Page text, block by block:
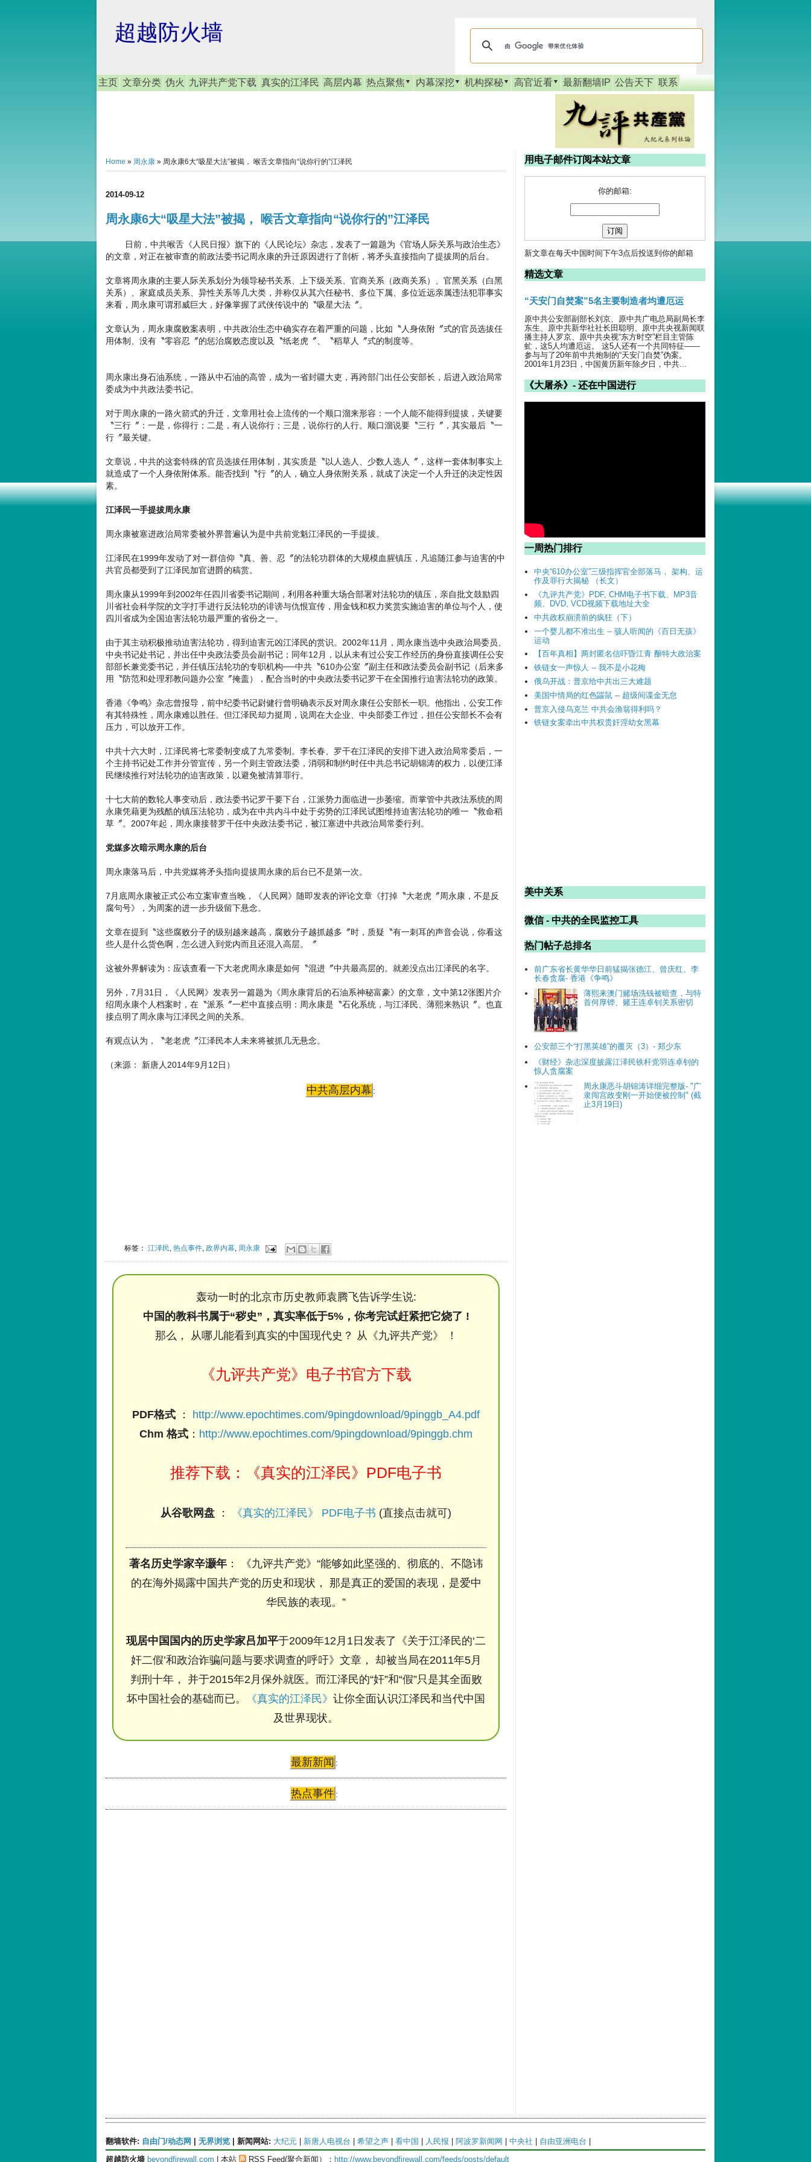
超越防火墙
主页 文章分类 伪火 九评共产党下载 真实的江泽民 高层内幕 热点聚焦 内幕深挖 机构探秘 高官近看 最新翻墙IP 公告天下 联系
Home » 周永康 » 周永康6大“吸星大法”被揭， 喉舌文章指向“说你行的”江泽民
2014-09-12
周永康6大“吸星大法”被揭， 喉舌文章指向“说你行的”江泽民
日前，中共喉舌《人民日报》旗下的《人民论坛》杂志，发表了一篇题为《官场人际关系与政治生态》
的文章，对正在被审查的前政法委书记周永康的升迁原因进行了剖析，将矛头直接指向了提拔周的后台。
文章将周永康的主要人际关系划分为领导秘书关系、上下级关系、官商关系（政商关系）、官黑关系（白黑
关系）、家庭成员关系、异性关系等几大类，并称仅从其六任秘书、多位下属、多位近远亲属违法犯罪事实
来看，周永康可谓邪威巨大，好像掌握了武侠传说中的〝吸星大法〞。
文章认为，周永康腐败案表明，中共政治生态中确实存在着严重的问题，比如〝人身依附〞式的官员选拔任
用体制、没有〝零容忍〞的惩治腐败态度以及〝纸老虎〞、〝稻草人〞式的制度等。
周永康出身石油系统，一路从中石油的高管，成为一省封疆大吏，再跨部门出任公安部长，后进入政治局常
委成为中共政法委书记。
对于周永康的一路火箭式的升迁，文章用社会上流传的一个顺口溜来形容：一个人能不能得到提拔，关键要
〝三行〞：一是，你得行；二是，有人说你行；三是，说你行的人行。顺口溜说要〝三行〞，其实最后〝一
行〞最关键。
文章说，中共的这套特殊的官员选拔任用体制，其实质是〝以人选人、少数人选人〞，这样一套体制事实上
就造成了一个人身依附体系。能否找到〝行〞的人，确立人身依附关系，就成了决定一个人升迁的决定性因
素。
江泽民一手提拔周永康
周永康被塞进政治局常委被外界普遍认为是中共前党魁江泽民的一手提拔。
江泽民在1999年发动了对一群信仰〝真、善、忍〞的法轮功群体的大规模血腥镇压，凡追随江参与迫害的中
共官员都受到了江泽民加官进爵的稿赏。
周永康从1999年到2002年任四川省委书记期间，利用各种重大场合部署对法轮功的镇压，亲自批文鼓励四
川省社会科学院的文字打手进行反法轮功的诽谤与仇恨宣传，用金钱和权力奖赏实施迫害的单位与个人，使
四川省成为全国迫害法轮功最严重的省份之一。
由于其主动积极推动迫害法轮功，得到迫害元凶江泽民的赏识。2002年11月，周永康当选中央政治局委员、
中央书记处书记，并出任中央政法委员会副书记；同年12月，以从未有过公安工作经历的身份直接调任公安
部部长兼党委书记，并任镇压法轮功的专职机构──中共〝610办公室〞副主任和政法委员会副书记（后来多
用〝防范和处理邪教问题办公室〞掩盖），配合当时的中央政法委书记罗干在全国推行迫害法轮功的政策。
香港《争鸣》杂志曾报导，前中纪委书记尉健行曾明确表示反对周永康任公安部长一职。他指出，公安工作
有其特殊性，周永康难以胜任。但江泽民却力挺周，说周在大企业、中央部委工作过，担任公安部长不会有
压力，可以放开工作。
中共十六大时，江泽民将七常委制变成了九常委制。李长春、罗干在江泽民的安排下进入政治局常委后，一
个主持书记处工作并分管宣传，另一个则主管政法委，消弱和制约时任中共总书记胡锦涛的权力，以便江泽
民继续推行对法轮功的迫害政策，以避免被清算罪行。
十七大前的数轮人事变动后，政法委书记罗干要下台，江派势力面临进一步萎缩。而掌管中共政法系统的周
永康凭藉更为残酷的镇压法轮功，成为在中共内斗中处于劣势的江泽民试图维持迫害法轮功的唯一〝救命稻
草〞。2007年起，周永康接替罗干任中央政法委书记，被江塞进中共政治局常委行列。
党媒多次暗示周永康的后台
周永康落马后，中共党媒将矛头指向提拔周永康的后台已不是第一次。
7月底周永康被正式公布立案审查当晚，《人民网》随即发表的评论文章《打掉〝大老虎〞周永康，不是反
腐句号》，为周案的进一步升级留下悬念。
文章在提到〝这些腐败分子的级别越来越高，腐败分子越抓越多〞时，质疑〝有一刺耳的声音会说，你看这
些人是什么货色啊，怎么进入到党内而且还混入高层。〞
这被外界解读为：应该查看一下大老虎周永康是如何〝混进〞中共最高层的。就差没点出江泽民的名字。
另外，7月31日，《人民网》发表另一篇题为《周永康背后的石油系神秘富豪》的文章，文中第12张图片介
绍周永康个人档案时，在〝派系〞一栏中直接点明：周永康是〝石化系统，与江泽民、薄熙来熟识〞。也直
接点明了周永康与江泽民之间的关系。
有观点认为，〝老老虎〞江泽民本人未来将被抓几无悬念。
（来源： 新唐人2014年9月12日）
中共高层内幕 :
标签：江泽民 ,热点事件 ,政界内幕 周永康
轰动一时的北京市历史教师袁腾飞告诉学生说:
中国的教科书属于“秽史”，真实率低于5%，你考完试赶紧把它烧了 !
那么， 从哪儿能看到真实的中国现代史？ 从《九评共产党》 ！
《九评共产党》电子书官方下载
PDF格式 ： http://www.epochtimes.com/9pingdownload/9pinggb_A4.pdf
Chm 格式 ： http://www.epochtimes.com/9pingdownload/9pinggb.chm
推荐下载：《真实的江泽民》PDF电子书
从谷歌网盘 ： 《真实的江泽民》 PDF电子书 (直接点击就可)
著名历史学家辛灏年： 《九评共产党》“能够如此坚强的、彻底的、不隐讳
的在海外揭露中国共产党的历史和现状， 那是真正的爱国的表现，是爱中
华民族的表现。”
现居中国国内的历史学家吕加平于2009年12月1日发表了《关于江泽民的‘二
奸二假’和政治诈骗问题与要求调查的呼吁》文章， 却被当局在2011年5月
判刑十年， 并于2015年2月保外就医。而江泽民的“奸”和“假”只是其全面败
坏中国社会的基础而已。
《真实的江泽民》 让你全面认识江泽民和当代中国
及世界现状。
最新新闻 :
热点事件 :
用电子邮件订阅本站文章
你的邮箱:
新文章在每天中国时间下午3点后投送到你的邮箱
精选文章
“天安门自焚案”5名主要制造者均遭厄运
原中共公安部副部长刘京、原中共广电总局副局长李
东生、原中共新华社社长田聪明、原中共央视新闻联
播主持人罗京、原中共央视“东方时空”栏目主管陈
虻，这5人均遭厄运。 这5人还有一个共同特征——
参与与了20年前中共炮制的“天安门自焚”伪案。
2001年1月23日，中国黄历新年除夕日，中共...
《大屠杀》- 还在中国进行
一周热门排行
中央“610办公室”三级指挥官全部落马， 架构、运
作及罪行大揭秘 （长文）
《九评共产党》PDF, CHM电子书下载、MP3音
频、DVD, VCD视频下载地址大全
中共政权崩溃前的疯狂（下）
一个婴儿都不准出生 -- 骇人听闻的《百日无孩》
运动
【百年真相】两封匿名信吓昏江青 酿特大政治案
铁链女一声惊人 -- 我不是小花梅
俄乌开战：普京给中共出三大难题
美国中情局的红色鼹鼠 -- 超级间谍金无怠
普京入侵乌克兰 中共会渔翁得利吗？
铁链女案牵出中共权贵奸淫幼女黑幕
美中关系
微信 - 中共的全民监控工具
热门帖子总排名
前广东省长黄华华日前猛揭张德江、曾庆红、李
长春贪腐- 香港《争鸣》
薄熙来澳门赌场洗钱被暗查，与特
首何厚铧、赌王连卓钊关系密切
公安部三个“打黑英雄”的覆灭（3）- 郑少东
《财经》杂志深度披露江泽民铁杆党羽连卓钊的
惊人贪腐案
周永康恶斗胡锦涛详细完整版- "广
隶闯宫政变刚一开始便被控制" (截
止3月19日)
翻墙软件: 自由门/动态网 无界浏览 新闻网站: 大纪元 新唐人电视台 希望之声 看中国 人民报 阿波罗新闻网 中央社 自由亚洲电台
超越防火墙 beyondfirewall.com | 本站 RSS Feed(聚合新闻）： http://www.beyondfirewall.com/feeds/posts/default